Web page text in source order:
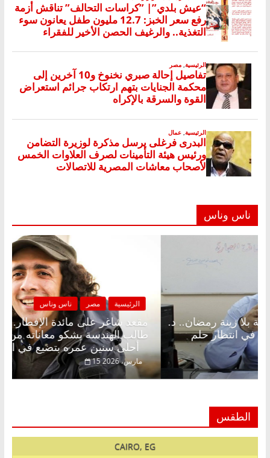
ناس وناس
الرئيسية
مقعد
طالب
أحلى سنين عمره بتضيع في السجن
15 مارس، 2026
ناس وناس
شاغر على الإفطار وبلكونة بلا زينة رمضان.. د.
فاروق خبير اقتصادي في انتظار حلم
2026
الطقس
CAIRO, EG